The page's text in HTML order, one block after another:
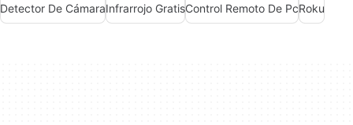
Detector De CámaraInfrarrojo GratisControl Remoto De PcRoku